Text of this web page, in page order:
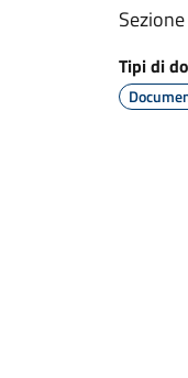
Tipi di